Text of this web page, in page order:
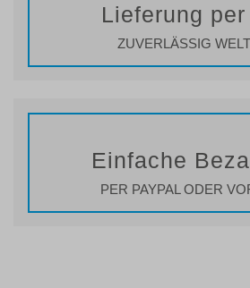
Lieferung per
ZUVERLÄSSIG
Einfache
PER PAYPAL ODER